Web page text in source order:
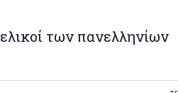
των πανελληνίων